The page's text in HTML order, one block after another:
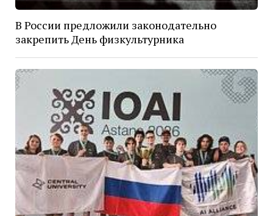
В России предложили законодательно
закрепить День физкультурника